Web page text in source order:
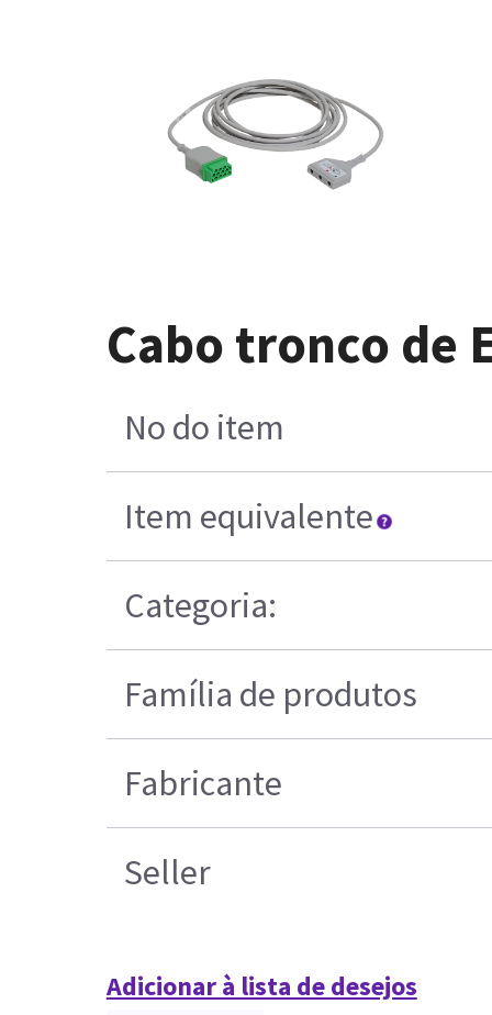
Cabo tronco de
No do item
Item equivalente
Categoria:
Família de produtos
Fabricante
Seller
Adicionar à lista de desejos